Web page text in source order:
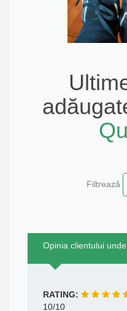
Filtrează
Opinia clientului
RATING:
10/10